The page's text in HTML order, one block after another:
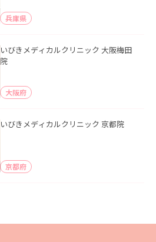
兵庫県
いびきメディカルクリニック 大阪梅田
院
大阪府
いびきメディカルクリニック 京都院
京都府